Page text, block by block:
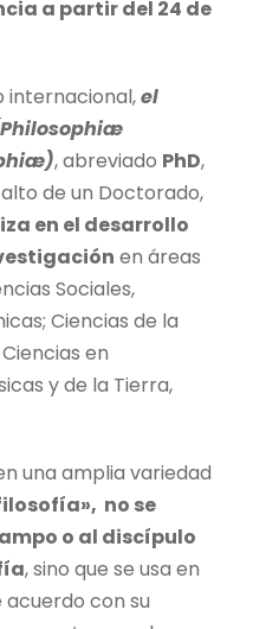
a partir del 24 de
internacional,el
, abreviado PhD,
de un Doctorado,
en el desarrollo
en áreas
Sociales,
Ciencias de la
en
y de la Tierra,
una amplia variedad
no se
o al discípulo
, sino que se usa en
con su